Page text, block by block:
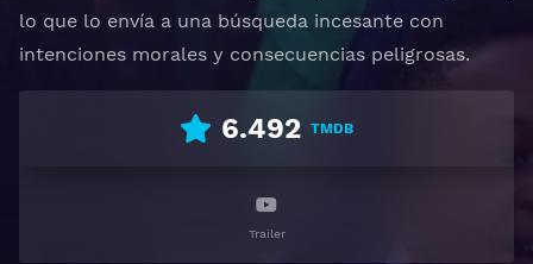
lo que lo envía a una búsqueda incesante con
intenciones morales y consecuencias peligrosas.
6.492 TMDB
Trailer